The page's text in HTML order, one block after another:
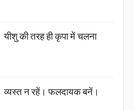
यीशु की तरह ही कृपा में चलना
व्यस्त न रहें। फलदायक बनें।